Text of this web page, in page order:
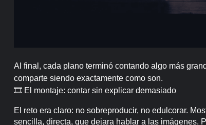
Al final, cada plano terminó contando algo más
comparte siendo exactamente como son.
🎞 El montaje: contar sin explicar demasiado
El reto era claro: no sobreproducir, no edulcorar.
sencilla, directa, que dejara hablar a las imágenes.